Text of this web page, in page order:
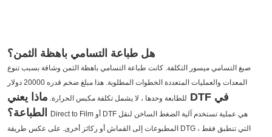
هل طباعة التسامي باهظة الثمن؟
صبغ التسامي ميسور التكلفة. كانت طباعة التسامي باهظة الثمن وشاقة بسبب تنوع
المعدات والعمليات المتعددة الخطوات المطلوبة. هذا مبلغ ضخم قدره 20000 دولار
للطابعة وحدها ، لا يشمل تكلفة مكبس الحرارة. ماذا يعني DTF في
Direct to Film أو DTF هي عملية تستخدم آلية الضغط الساخن لنقل
المطبوعات إلى القماش أو ركائز أخرى. على عكس طريقة DTG ، التي تنطبق فقط